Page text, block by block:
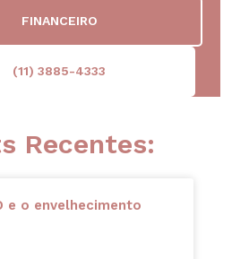
FINANCEIRO
(11) 3885-4333
Recentes:
e o envelhecimento